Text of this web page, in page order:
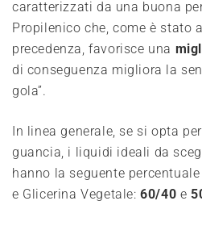
caratterizzati da una buona
Propilenico che, come è stato
precedenza, favorisce una
di conseguenza migliora la
gola”.
In linea generale, se si opta
guancia, i liquidi ideali da
hanno la seguente
e Glicerina Vegetale:60/40 e